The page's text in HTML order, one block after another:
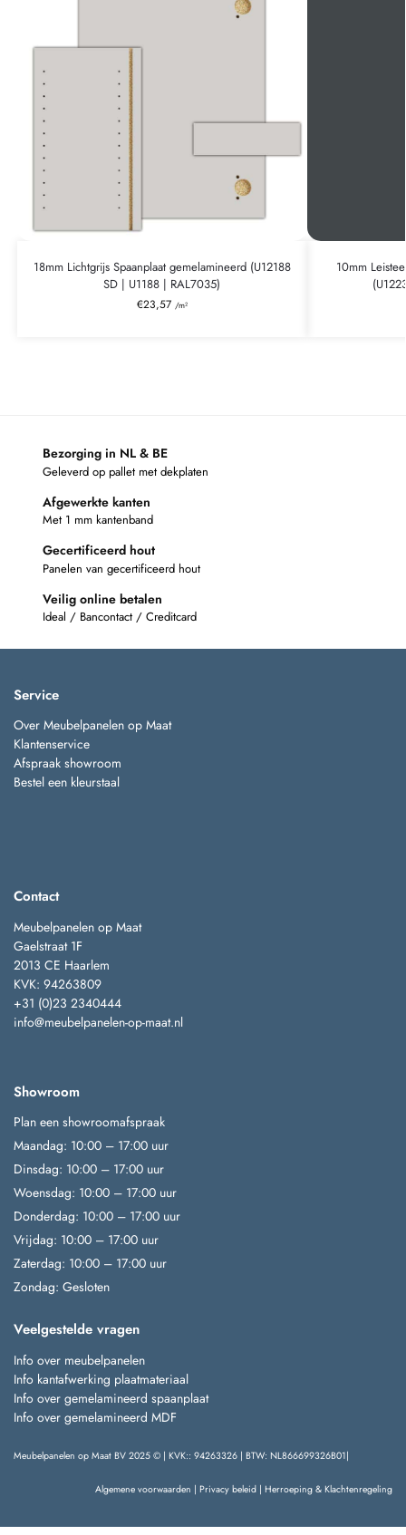
18mm Lichtgrijs Spaanplaat gemelamineerd (U12188
SD | U1188 | RAL7035)
€23,57 /m²
10mm
Bezorging in NL & BE
Geleverd op pallet met dekplaten
Afgewerkte kanten
Met 1 mm kantenband
Gecertificeerd hout
Panelen van gecertificeerd hout
Veilig online betalen
Ideal / Bancontact / Creditcard
Service
Over Meubelpanelen op Maat
Klantenservice
Afspraak showroom
Bestel een kleurstaal
Contact
Meubelpanelen op Maat
Gaelstraat 1F
2013 CE Haarlem
KVK: 94263809
+31 (0)23 2340444
info@meubelpanelen-op-maat.nl
Showroom
Plan een showroomafspraak
Maandag: 10:00 – 17:00 uur
Dinsdag: 10:00 – 17:00 uur
Woensdag: 10:00 – 17:00 uur
Donderdag: 10:00 – 17:00 uur
Vrijdag: 10:00 – 17:00 uur
Zaterdag: 10:00 – 17:00 uur
Zondag: Gesloten
Veelgestelde vragen
Info over meubelpanelen
Info kantafwerking plaatmateriaal
Info over gemelamineerd spaanplaat
Info over gemelamineerd MDF
Meubelpanelen op Maat BV 2025 © | KVK:: 94263326 | BTW: NL866699326B01|
Algemene voorwaarden | Privacy beleid | Herroeping & Klachtenregeling